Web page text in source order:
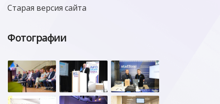
Старая версия сайта
Фотографии